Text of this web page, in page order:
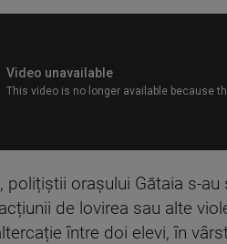
polițiștii orașului Gătaia s-
de lovirea sau alte
între doi elevi, în